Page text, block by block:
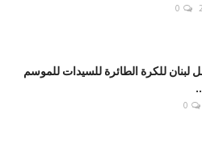
0
لبنان للكرة الطائرة للسيدات للموسم
0